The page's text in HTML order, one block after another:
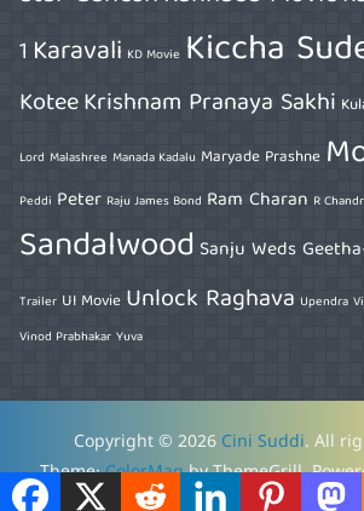
1 Karavali KD Movie Kiccha
KoteeKrishnam Pranaya Sakhi
Lord Malashree Manada Kadalu Maryade Prashne
Peddi Peter Raju James Bond Ram Charan R
Sandalwood Sanju Weds
Trailer UI Movie Unlock Raghava Upendra
Vinod Prabhakar Yuva
Copyright © 2026 Cini Suddi. All
Theme:ColorMagby ThemeGrill.